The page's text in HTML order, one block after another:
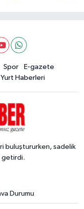
Spor
E-gazete
Yurt Haberleri
buluştururken, sadelik
getirdi.
Durumu